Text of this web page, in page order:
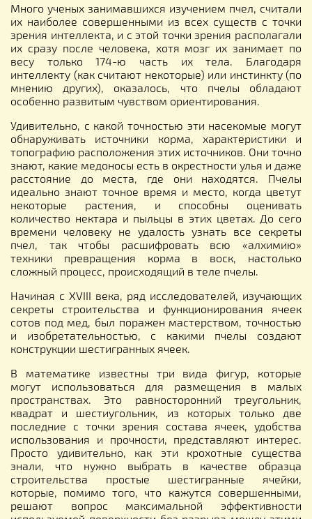
Много ученых занимавшихся изучением пчел, считали
их наиболее совершенными из всех существ с точки
зрения интеллекта, и с этой точки зрения располагали
их сразу после человека, хотя мозг их занимает по
весу только 174-ю часть их тела. Благодаря
интеллекту (как считают некоторые) или инстинкту (по
мнению других), оказалось, что пчелы обладают
особенно развитым чувством ориентирования.
Удивительно, с какой точностью эти насекомые могут
обнаруживать источники корма, характеристики и
топографию расположения этих источников. Они точно
знают, какие медоносы есть в окрестности улья и даже
расстояние до места, где они находятся. Пчелы
идеально знают точное время и место, когда цветут
некоторые растения, и способны оценивать
количество нектара и пыльцы в этих цветах. До сего
времени человеку не удалость узнать все секреты
пчел, так чтобы расшифровать всю «алхимию»
техники превращения корма в воск, настолько
сложный процесс, происходящий в теле пчелы.
Начиная с XVIII века, ряд исследователей, изучающих
секреты строительства и функционирования ячеек
сотов под мед, был поражен мастерством, точностью
и изобретательностью, с какими пчелы создают
конструкции шестигранных ячеек.
В математике известны три вида фигур, которые
могут использоваться для размещения в малых
пространствах. Это равносторонний треугольник,
квадрат и шестиугольник, из которых только две
последние с точки зрения состава ячеек, удобства
использования и прочности, представляют интерес.
Просто удивительно, как эти крохотные существа
знали, что нужно выбрать в качестве образца
строительства простые шестигранные ячейки,
которые, помимо того, что кажутся совершенными,
решают вопрос максимальной эффективности